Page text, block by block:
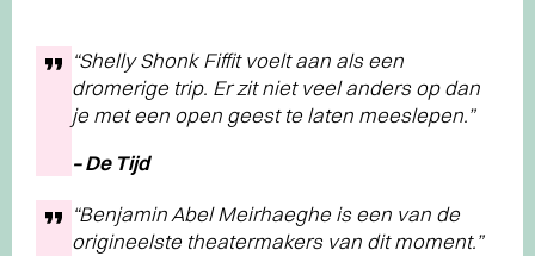
“Shelly Shonk Fiffitvoelt aan als een
dromerige trip. Er zit niet veel anders op dan
je met een open geest te laten meeslepen.”
– De Tijd
“Benjamin Abel Meirhaeghe is een van de
origineelste theatermakers van dit moment.”